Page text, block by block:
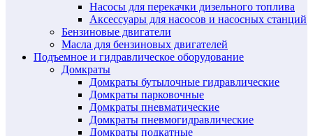
Насосы для перекачки дизельного топлива
Аксессуары для насосов и насосных станций
Бензиновые двигатели
Масла для бензиновых двигателей
Подъемное и гидравлическое оборудование
Домкраты
Домкраты бутылочные гидравлические
Домкраты парковочные
Домкраты пневматические
Домкраты пневмогидравлические
Домкраты подкатные